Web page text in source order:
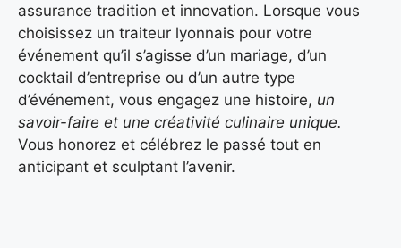
assurance tradition et innovation. Lorsque vous
choisissez un traiteur lyonnais pour votre
événement qu’il s’agisse d’un mariage, d’un
cocktail d’entreprise ou d’un autre type
d’événement, vous engagez une histoire, un
savoir-faire et une créativité culinaire unique.
Vous honorez et célébrez le passé tout en
anticipant et sculptant l’avenir.